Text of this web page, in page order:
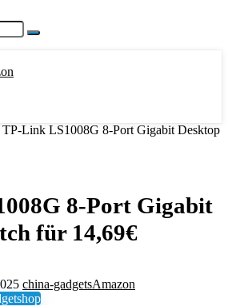
TP-Link LS1008G 8-Port Gigabit Desktop
8-Port Gigabit
für 14,69€
china-gadgetsAmazon